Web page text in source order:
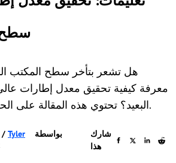
سطح
هل تشعر بتأخر سطح المكتب
معرفة كيفية تحقيق معدل إطارات
البعيد؟ تحتوي هذه المقالة على الحلول التي تبحث عنها.
بواسطة Tyler
/
شارك
هذا